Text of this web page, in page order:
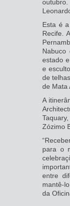
Esta é
Recife.
estado
e
de
de Mata
A
Zózimo
para o
entre
mantê-
da